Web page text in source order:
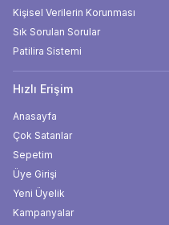
Kişisel Verilerin Korunması
Sık Sorulan Sorular
Patilira Sistemi
Hızlı Erişim
Anasayfa
Çok Satanlar
Sepetim
Üye Girişi
Yeni Üyelik
Kampanyalar